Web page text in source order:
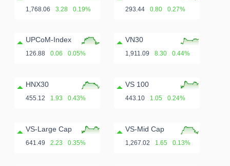
1,768.06 3.28 0.19% 293.44 0.80 0.27%
UPCoM-Index
126.88 0.06 0.05%
VN30
1,911.09 8.30 0.44%
HNX30
455.12 1.93 0.43%
VS 100
443.10 1.05 0.24%
VS-Large Cap
641.49 2.23 0.35%
VS-Mid Cap
1,267.02 1.65 0.13%